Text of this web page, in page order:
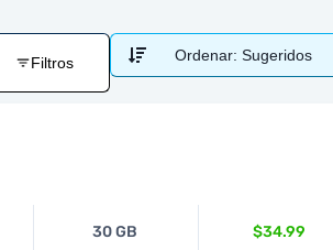
Filtros Ordenar: Sugeridos
30 GB $34.99